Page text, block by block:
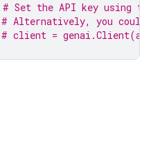
# Set the API key using the
# Alternatively, you
# client =